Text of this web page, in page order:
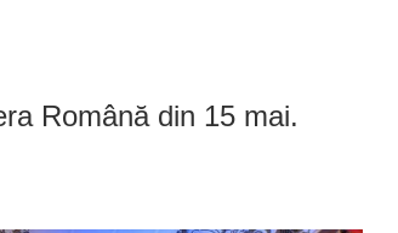
Română din 15 mai.